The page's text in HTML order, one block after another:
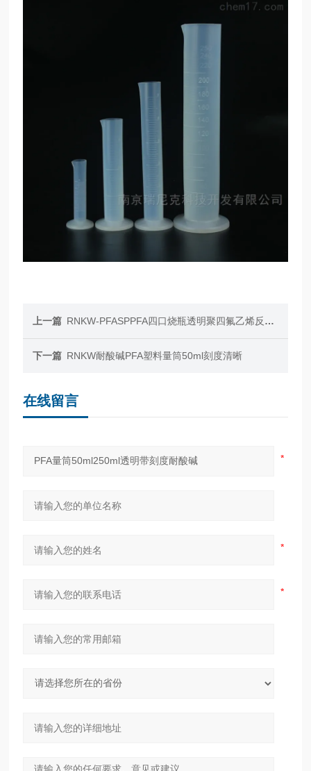
上一篇 RNKW-PFASPPFA四口烧瓶透明聚四氟乙烯反应瓶24口塞
下一篇 RNKW耐酸碱PFA塑料量筒50ml刻度清晰
在线留言